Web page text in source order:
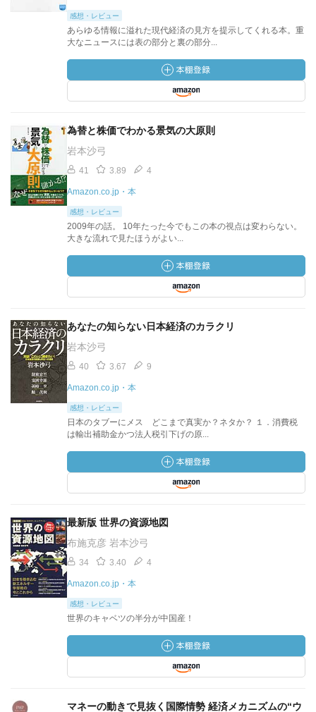
感想・レビュー
あらゆる情報に溢れた現代経済の見方を提示してくれる本。重
大なニュースには表の部分と裏の部分...
為替と株価でわかる景気の大原則
岩本沙弓
41 3.89 4
Amazon.co.jp・本
感想・レビュー
2009年の話。 10年たった今でもこの本の視点は変わらない。
大きな流れで見たほうがよい...
あなたの知らない日本経済のカラクリ
岩本沙弓
40 3.67 9
Amazon.co.jp・本
感想・レビュー
日本のタブーにメス どこまで真実か？ネタか？ １．消費税
は輸出補助金かつ法人税引下げの原...
最新版 世界の資源地図
布施克彦 岩本沙弓
34 3.40 4
Amazon.co.jp・本
感想・レビュー
世界のキャベツの半分が中国産！
マネーの動きで見抜く国際情勢 経済メカニズムの“ウ